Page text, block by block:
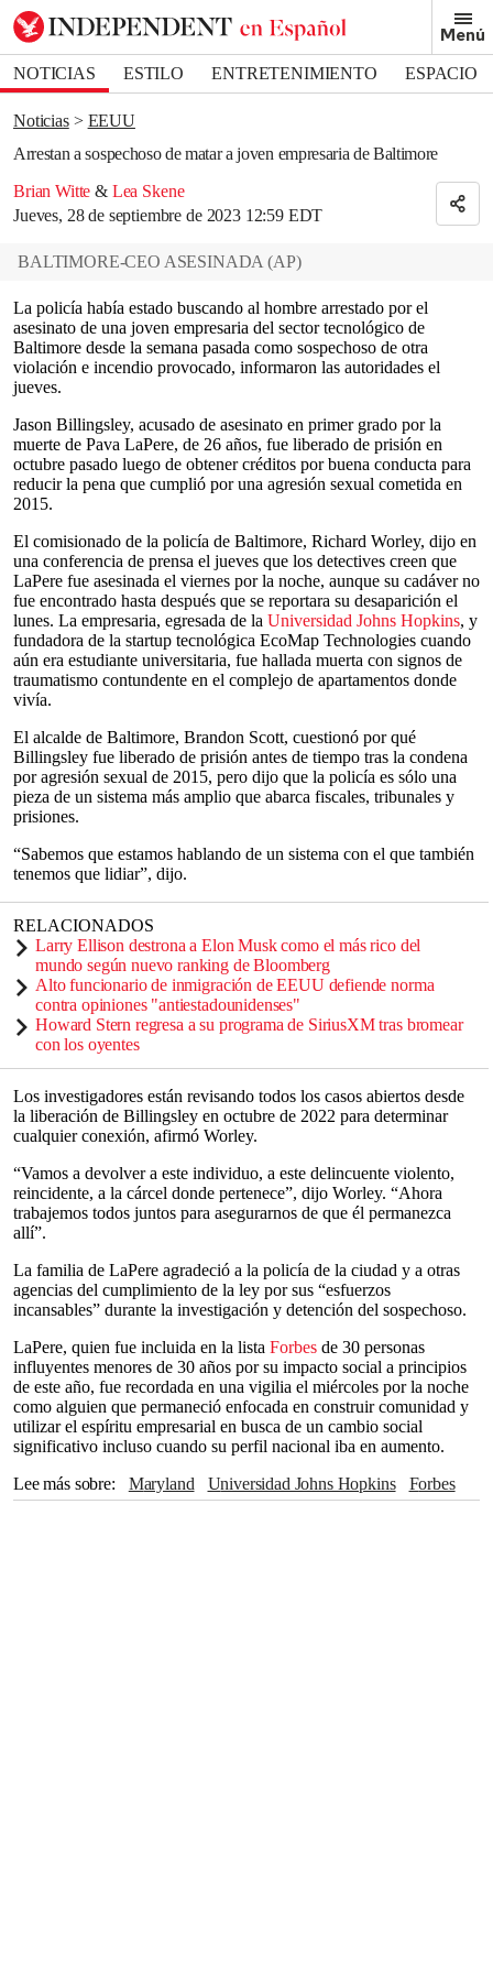
Menú
NOTICIAS ESTILO ENTRETENIMIENTO
ESPACIO
DEPORTES
Noticias
EEUU
Arrestan a sospechoso de matar a joven empresaria de Baltimore
Brian Witte & Lea Skene
Jueves, 28 de septiembre de 2023 12:59 EDT
Bookmark popover
Removed from bookmarks
Close popover
BALTIMORE-CEO ASESINADA (AP)
La policía había estado buscando al hombre arrestado por el
asesinato de una joven empresaria del sector tecnológico de
Baltimore desde la semana pasada como sospechoso de otra
violación e incendio provocado, informaron las autoridades el
jueves.
Jason Billingsley, acusado de asesinato en primer grado por la
muerte de Pava LaPere, de 26 años, fue liberado de prisión en
octubre pasado luego de obtener créditos por buena conducta para
reducir la pena que cumplió por una agresión sexual cometida en
2015.
El comisionado de la policía de Baltimore, Richard Worley, dijo en
una conferencia de prensa el jueves que los detectives creen que
LaPere fue asesinada el viernes por la noche, aunque su cadáver no
fue encontrado hasta después que se reportara su desaparición el
lunes. La empresaria, egresada de la Universidad Johns Hopkins, y
fundadora de la startup tecnológica EcoMap Technologies cuando
aún era estudiante universitaria, fue hallada muerta con signos de
traumatismo contundente en el complejo de apartamentos donde
vivía.
El alcalde de Baltimore, Brandon Scott, cuestionó por qué
Billingsley fue liberado de prisión antes de tiempo tras la condena
por agresión sexual de 2015, pero dijo que la policía es sólo una
pieza de un sistema más amplio que abarca fiscales, tribunales y
prisiones.
“Sabemos que estamos hablando de un sistema con el que también
tenemos que lidiar”, dijo.
RELACIONADOS
Larry Ellison destrona a Elon Musk como el más rico del
mundo según nuevo ranking de Bloomberg
Alto funcionario de inmigración de EEUU defiende norma
contra opiniones "antiestadounidenses"
Howard Stern regresa a su programa de SiriusXM tras bromear
con los oyentes
Los investigadores están revisando todos los casos abiertos desde
la liberación de Billingsley en octubre de 2022 para determinar
cualquier conexión, afirmó Worley.
“Vamos a devolver a este individuo, a este delincuente violento,
reincidente, a la cárcel donde pertenece”, dijo Worley. “Ahora
trabajemos todos juntos para asegurarnos de que él permanezca
allí”.
La familia de LaPere agradeció a la policía de la ciudad y a otras
agencias del cumplimiento de la ley por sus “esfuerzos
incansables” durante la investigación y detención del sospechoso.
LaPere, quien fue incluida en la lista Forbes de 30 personas
influyentes menores de 30 años por su impacto social a principios
de este año, fue recordada en una vigilia el miércoles por la noche
como alguien que permaneció enfocada en construir comunidad y
utilizar el espíritu empresarial en busca de un cambio social
significativo incluso cuando su perfil nacional iba en aumento.
Lee más sobre
Maryland Universidad Johns Hopkins Forbes